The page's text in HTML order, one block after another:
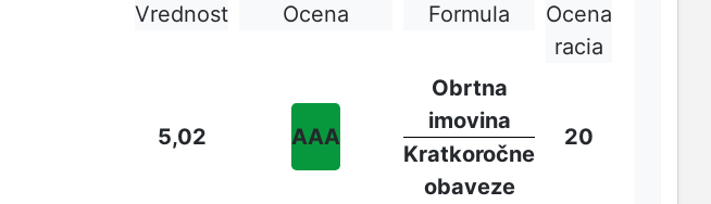
Vrednost Ocena Formula
Ocena
racia
5,02 AAA
Obrtna
imovina
Kratkoročne
obaveze
20